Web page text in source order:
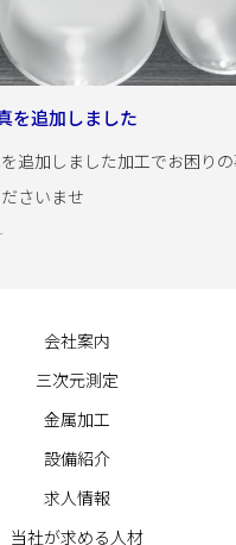
を追加しました
追加しました加工でお困り
さいませ
会社案内
三次元測定
金属加工
設備紹介
求人情報
当社が求める人材